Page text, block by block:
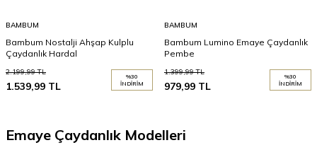
BAMBUM
Bambum Nostalji Ahşap Kulplu
Çaydanlık Hardal
2.199,99TL
1.539,99 TL
%30
İNDIRIM
BAMBUM
Bambum Lumino Emaye Çaydanlık
Pembe
1.399,99TL
979,99 TL
%30
İNDIRIM
Emaye Çaydanlık Modelleri